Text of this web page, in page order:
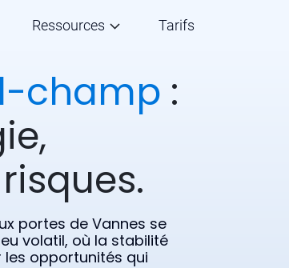
Ressources Tarifs
champ :
portes de Vannes se
volatil, où la stabilité
opportunités qui